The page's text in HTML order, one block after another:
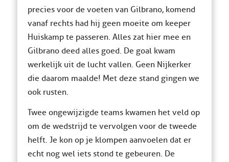
precies voor de voeten van Gilbrano, komend
vanaf rechts had hij geen moeite om keeper
Huiskamp te passeren. Alles zat hier mee en
Gilbrano deed alles goed. De goal kwam
werkelijk uit de lucht vallen. Geen Nijkerker
die daarom maalde! Met deze stand gingen we
ook rusten.
Twee ongewijzigde teams kwamen het veld op
om de wedstrijd te vervolgen voor de tweede
helft. Je kon op je klompen aanvoelen dat er
echt nog wel iets stond te gebeuren. De